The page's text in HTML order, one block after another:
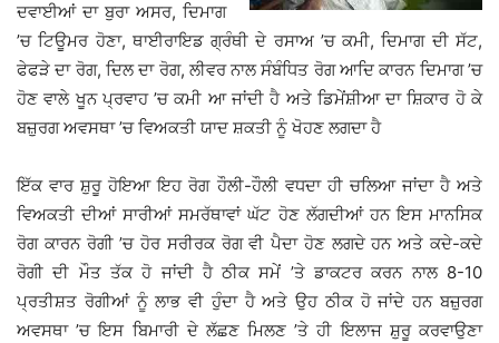
ਦਵਾਈਆਂ ਦਾ ਬੁਰਾ ਅਸਰ, ਦਿਮਾਗ
’ਚ ਟਿਊਮਰ ਹੋਣਾ, ਥਾਈਰਾਇਡ ਗ੍ਰੰਥੀ ਦੇ ਰਸਾਅ ’ਚ ਕਮੀ, ਦਿਮਾਗ ਦੀ ਸੱਟ,
ਫੇਫੜੇ ਦਾ ਰੋਗ, ਦਿਲ ਦਾ ਰੋਗ, ਲੀਵਰ ਨਾਲ ਸੰਬੰਧਿਤ ਰੋਗ ਆਦਿ ਕਾਰਨ ਦਿਮਾਗ ’ਚ
ਹੋਣ ਵਾਲੇ ਖੂਨ ਪ੍ਰਵਾਹ ’ਚ ਕਮੀ ਆ ਜਾਂਦੀ ਹੈ ਅਤੇ ਡਿਮੇਂਸ਼ੀਆ ਦਾ ਸ਼ਿਕਾਰ ਹੋ ਕੇ
ਬਜ਼ੁਰਗ ਅਵਸਥਾ ’ਚ ਵਿਅਕਤੀ ਯਾਦ ਸ਼ਕਤੀ ਨੂੰ ਖੋਹਣ ਲਗਦਾ ਹੈ
ਇੱਕ ਵਾਰ ਸ਼ੁਰੂ ਹੋਇਆ ਇਹ ਰੋਗ ਹੌਲੀ-ਹੌਲੀ ਵਧਦਾ ਹੀ ਚਲਿਆ ਜਾਂਦਾ ਹੈ ਅਤੇ
ਵਿਅਕਤੀ ਦੀਆਂ ਸਾਰੀਆਂ ਸਮਰੱਥਾਵਾਂ ਘੱਟ ਹੋਣ ਲੱਗਦੀਆਂ ਹਨ ਇਸ ਮਾਨਸਿਕ
ਰੋਗ ਕਾਰਨ ਰੋਗੀ ’ਚ ਹੋਰ ਸਰੀਰਕ ਰੋਗ ਵੀ ਪੈਦਾ ਹੋਣ ਲਗਦੇ ਹਨ ਅਤੇ ਕਦੇ-ਕਦੇ
ਰੋਗੀ ਦੀ ਮੌਤ ਤੱਕ ਹੋ ਜਾਂਦੀ ਹੈ ਠੀਕ ਸਮੇਂ ’ਤੇ ਡਾਕਟਰ ਕਰਨ ਨਾਲ 8-10
ਪ੍ਰਤੀਸ਼ਤ ਰੋਗੀਆਂ ਨੂੰ ਲਾਭ ਵੀ ਹੁੰਦਾ ਹੈ ਅਤੇ ਉਹ ਠੀਕ ਹੋ ਜਾਂਦੇ ਹਨ ਬਜ਼ੁਰਗ
ਅਵਸਥਾ ’ਚ ਇਸ ਬਿਮਾਰੀ ਦੇ ਲੱਛਣ ਮਿਲਣ ’ਤੇ ਹੀ ਇਲਾਜ ਸ਼ੁਰੂ ਕਰਵਾਉਣਾ